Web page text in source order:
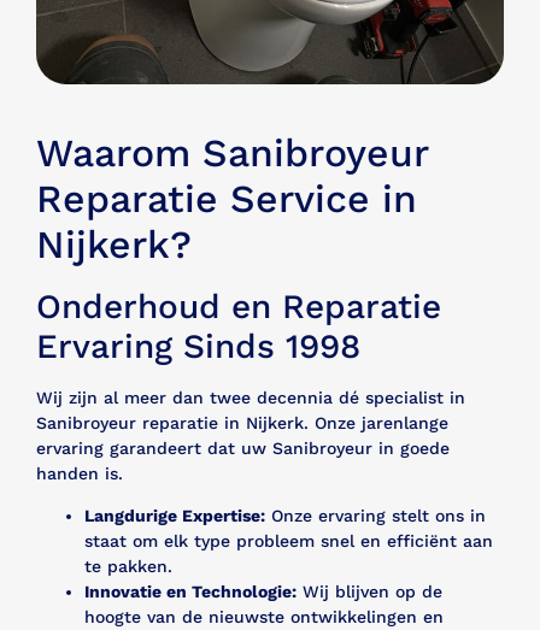
Waarom Sanibroyeur
Reparatie Service in
Nijkerk?
Onderhoud en Reparatie
Ervaring Sinds 1998
Wij zijn al meer dan twee decennia dé specialist in
Sanibroyeur reparatie in Nijkerk. Onze jarenlange
ervaring garandeert dat uw Sanibroyeur in goede
handen is.
Langdurige Expertise: Onze ervaring stelt ons in
staat om elk type probleem snel en efficiënt aan
te pakken.
Innovatie en Technologie: Wij blijven op de
hoogte van de nieuwste ontwikkelingen en